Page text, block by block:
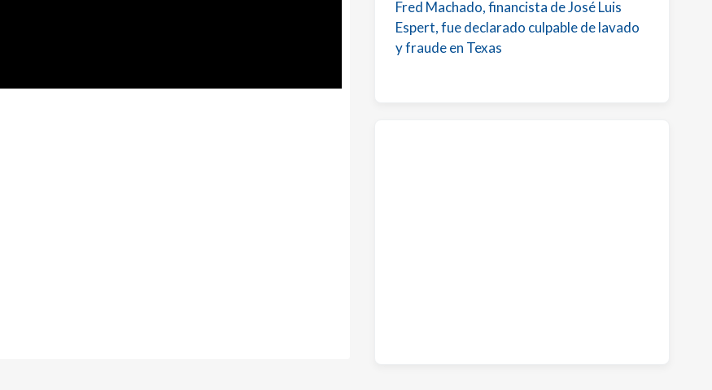
Fred Machado, financista de José Luis
Espert, fue declarado culpable de lavado
y fraude en Texas